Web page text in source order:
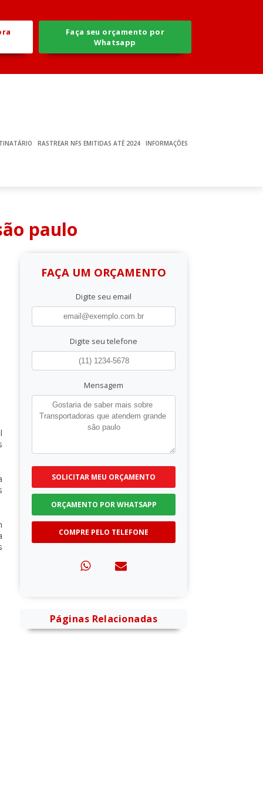
Faça seu orçamento por
Whatsapp
RASTREAR NFS EMITIDAS ATÉ 2024 INFORMAÇÕES
paulo
FAÇA UM ORÇAMENTO
Digite seu email
Digite seu telefone
Mensagem
SOLICITAR MEU ORÇAMENTO
ORÇAMENTO POR WHATSAPP
COMPRE PELO TELEFONE
Páginas Relacionadas